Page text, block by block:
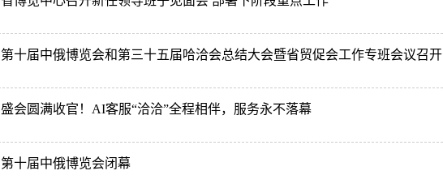
第十届中俄博览会和第三十五届哈洽会总结大会暨省贸促会工作专班会议召开
盛会圆满收官！AI客服“洽洽”全程相伴，服务永不落幕
第十届中俄博览会闭幕